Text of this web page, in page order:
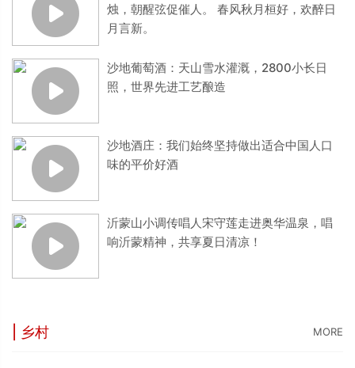
烛，朝醒弦促催人。 春风秋月桓好，欢醉日
月言新。
沙地葡萄酒：天山雪水灌溉，2800小长日
照，世界先进工艺酿造
沙地酒庄：我们始终坚持做出适合中国人口
味的平价好酒
沂蒙山小调传唱人宋守莲走进奥华温泉，唱
响沂蒙精神，共享夏日清凉！
| 乡村 MORE